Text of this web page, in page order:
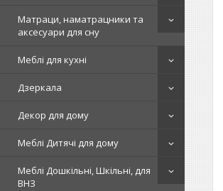
Матраци, наматрацники та
аксесуари для сну
Меблі для кухні
Дзеркала
Декор для дому
Меблі Дитячі для дому
Меблі Дошкільні, Шкільні, для
ВНЗ